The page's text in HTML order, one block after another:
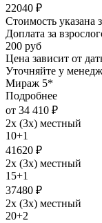
22040 ₽
Стоимость указана
Доплата за
200 руб
Цена зависит от
Уточняйте у
Мираж 5*
Подробнее
от 34 410 ₽
2х (3х) местный
10+1
41620 ₽
2х (3х) местный
15+1
37480 ₽
2х (3х) местный
20+2